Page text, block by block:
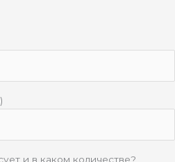
и в каком количестве?